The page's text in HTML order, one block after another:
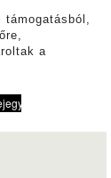
a